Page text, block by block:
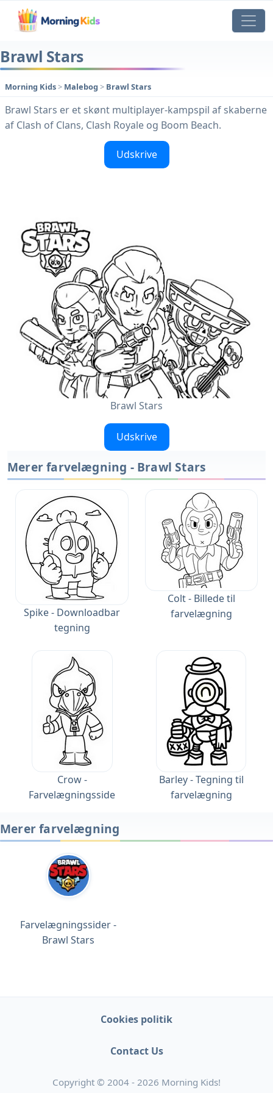
Brawl Stars
Morning Kids> Malebog > Brawl Stars
Brawl Stars er et skønt multiplayer-kampspil af skaberne
af Clash of Clans, Clash Royale og Boom Beach.
Udskrive
Brawl Stars
Udskrive
Merer farvelægning - Brawl Stars
Spike - Downloadbar
tegning
Colt - Billede til
farvelægning
Crow -
Farvelægningsside
Barley - Tegning til
farvelægning
Merer farvelægning
Farvelægningssider -
Brawl Stars
Cookies politik
Contact Us
Copyright © 2004 - 2026 Morning Kids!